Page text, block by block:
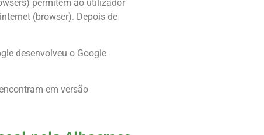
permitem ao utilizador
(browser). Depois de
desenvolveu o Google
em versão